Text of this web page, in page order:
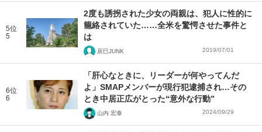
5位
5
2度も誘拐された少女の両親は、犯人に性的に
籠絡されていた……全米を驚愕させた事件と
は
辰巳JUNK 2019/07/01
6位
6
「肝心なときに、リーダーが何やってんだ
よ」SMAPメンバーが現行犯逮捕され…その
とき中居正広がとった“意外な行動”
山内 宏泰 2024/09/29